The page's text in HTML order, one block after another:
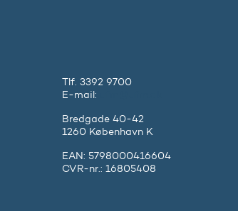
Tlf. 3392 9700
E-mail:
Bredgade 40-42
1260 København K
EAN: 5798000416604
CVR-nr.: 16805408